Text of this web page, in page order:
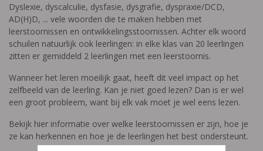
Dyslexie, dyscalculie, dysfasie, dysgrafie, dyspraxie/DCD,
AD(H)D, ... vele woorden die te maken hebben met
leerstoornissen en ontwikkelingsstoornissen. Achter elk woord
schuilen natuurlijk ook leerlingen: in elke klas van 20 leerlingen
zitten er gemiddeld 2 leerlingen met een leerstoornis.
Wanneer het leren moeilijk gaat, heeft dit veel impact op het
zelfbeeld van de leerling. Kan je niet goed lezen? Dan is er wel
een groot probleem, want bij elk vak moet je wel eens lezen.
Bekijk hier informatie over welke leerstoornissen er zijn, hoe je
ze kan herkennen en hoe je de leerlingen het best ondersteunt.